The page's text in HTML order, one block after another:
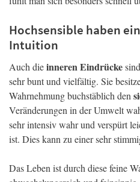
Hochsensible haben
Intuition
Auch dieinneren Eindrücke
sehr bunt und vielfältig. Sie
Wahrnehmung buchstäblich den
Veränderungen in der Umwelt
sehr intensiv wahr und verspürt
ist. Dies kann zu einer sehr
Das Leben ist durch diese feine